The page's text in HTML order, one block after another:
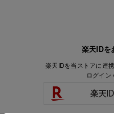
楽天IDを
楽天IDを当ストアに連
ログイン